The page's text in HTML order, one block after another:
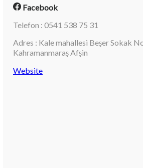
Facebook
Telefon : 0541 538 75 31
Adres : Kale mahallesi Beşer Sokak
Kahramanmaraş Afşin
Website